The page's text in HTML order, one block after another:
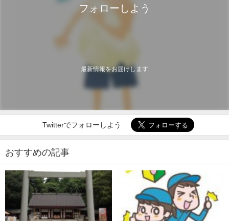
フォローしよう
最新情報をお届けします
Twitterでフォローしよう
おすすめの記事